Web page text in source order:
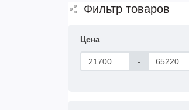
Фильтр товаров
Цена
-